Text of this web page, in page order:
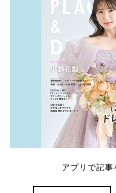
解決します。 ま
ング診断
アプリで記事